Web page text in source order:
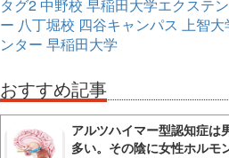
タグ2 中野校 早稲田大学エクステ
ー 八丁堀校 四谷キャンパス 上智大
ンター 早稲田大学
おすすめ記事
アルツハイマー型認知症は
多い。その陰に女性ホルモ